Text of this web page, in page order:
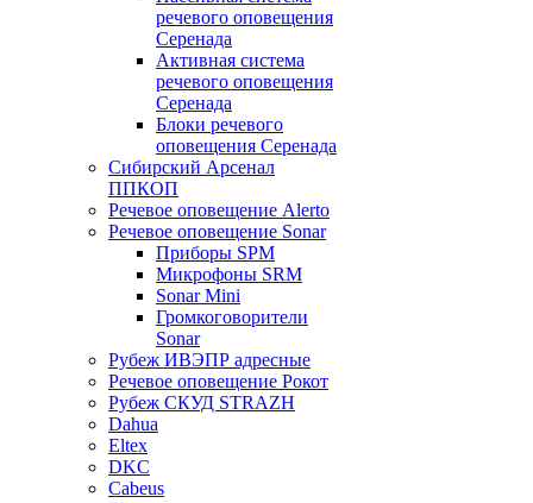
речевого оповещения
Серенада
Активная система
речевого оповещения
Серенада
Блоки речевого
оповещения Серенада
Сибирский Арсенал
ППКОП
Речевое оповещение Alerto
Речевое оповещение Sonar
Приборы SPM
Микрофоны SRM
Sonar Mini
Громкоговорители
Sonar
Рубеж ИВЭПР адресные
Речевое оповещение Рокот
Рубеж СКУД STRAZH
Dahua
Eltex
DKC
Cabeus